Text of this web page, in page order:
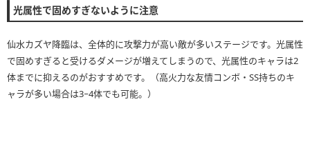
光属性で固めすぎないように注意
仙水カズヤ降臨は、全体的に攻撃力が高い敵が多いステージです。光属性
で固めすぎると受けるダメージが増えてしまうので、光属性のキャラは2
体までに抑えるのがおすすめです。（高火力な友情コンボ・SS持ちのキ
ャラが多い場合は3−4体でも可能。）